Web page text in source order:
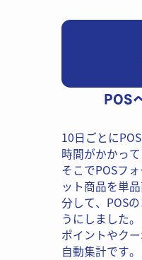
POS
10日ごとに
時間がかかって
そこでPOSフ
ット商品を単
分して、POS
うにしました。
ポイントやク
自動集計です。